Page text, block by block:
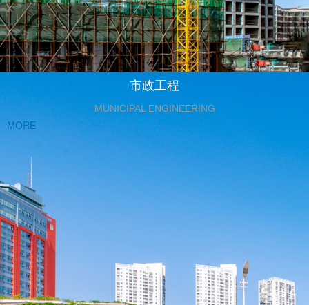
市政工程
MUNICIPAL ENGINEERING
MORE